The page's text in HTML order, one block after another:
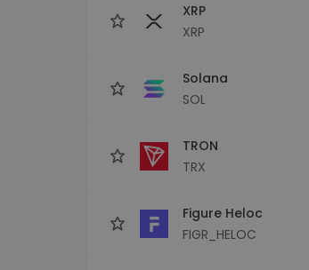
XRP
XRP
Solana
SOL
TRON
TRX
Figure Heloc
FIGR_HELOC